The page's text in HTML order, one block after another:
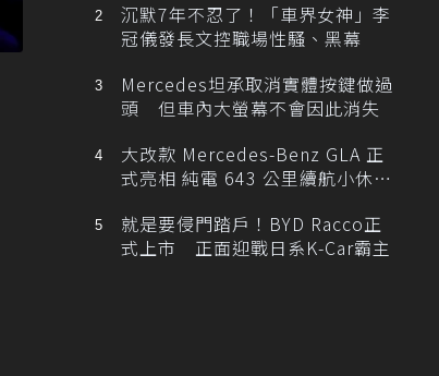
沉默7年不忍了！「車界女神」李
冠儀發長文控職場性騷、黑幕
Mercedes坦承取消實體按鍵做過
頭 但車內大螢幕不會因此消失
大改款 Mercedes-Benz GLA 正
式亮相 純電 643 公里續航小休
就是要侵門踏戶！BYD Racco正
式上市 正面迎戰日系K-Car霸主